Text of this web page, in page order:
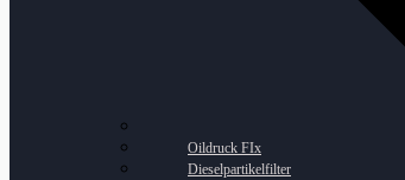
Oildruck FIx
Dieselpartikelfilter